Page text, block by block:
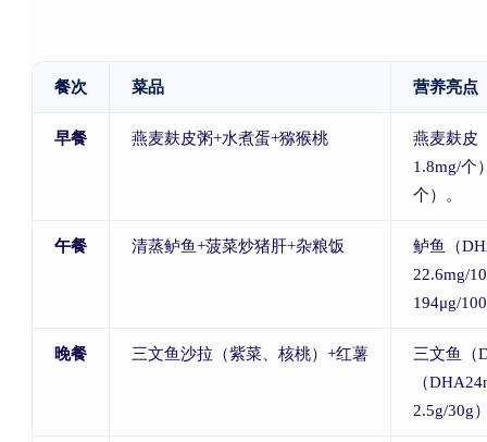
餐次 菜品 营养亮点
早餐 燕麦麸皮粥+水煮蛋+猕猴桃
燕麦麸皮
1.8mg/个
个）。
午餐 清蒸鲈鱼+菠菜炒猪肝+杂粮饭
鲈鱼（
22.6mg/
194μg/
晚餐 三文鱼沙拉（紫菜、核桃）+红薯
三文鱼（
（
2.5g/30g